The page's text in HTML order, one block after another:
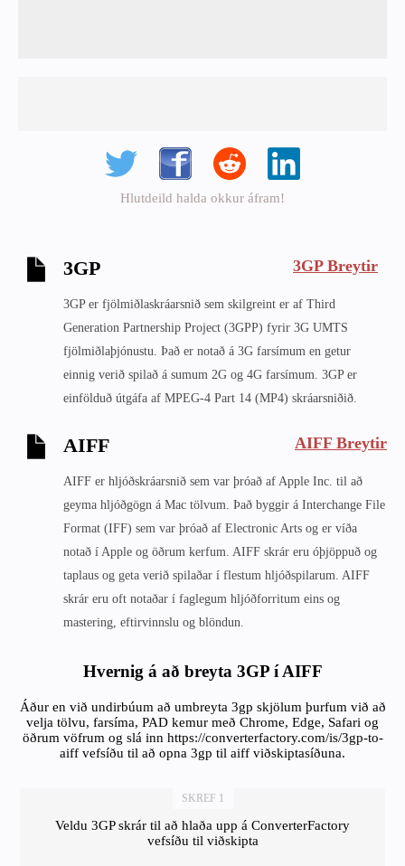
Hlutdeild halda okkur áfram!
3GP 3GP Breytir
3GP er fjölmiðlaskráarsnið sem skilgreint er af Third
Generation Partnership Project (3GPP) fyrir 3G UMTS
fjölmiðlaþjónustu. Það er notað á 3G farsímum en getur
einnig verið spilað á sumum 2G og 4G farsímum. 3GP er
einfölduð útgáfa af MPEG-4 Part 14 (MP4) skráarsniðið.
AIFF AIFF Breytir
AIFF er hljóðskráarsnið sem var þróað af Apple Inc. til að
geyma hljóðgögn á Mac tölvum. Það byggir á Interchange File
Format (IFF) sem var þróað af Electronic Arts og er víða
notað í Apple og öðrum kerfum. AIFF skrár eru óþjöppuð og
taplaus og geta verið spilaðar í flestum hljóðspilarum. AIFF
skrár eru oft notaðar í faglegum hljóðforritum eins og
mastering, eftirvinnslu og blöndun.
Hvernig á að breyta 3GP í AIFF
Áður en við undirbúum að umbreyta 3gp skjölum þurfum við að
velja tölvu, farsíma, PAD kemur með Chrome, Edge, Safari og
öðrum vöfrum og slá inn https://converterfactory.com/is/3gp-to-
aiff vefsíðu til að opna 3gp til aiff viðskiptasíðuna.
SKREF 1
Veldu 3GP skrár til að hlaða upp á ConverterFactory
vefsíðu til viðskipta